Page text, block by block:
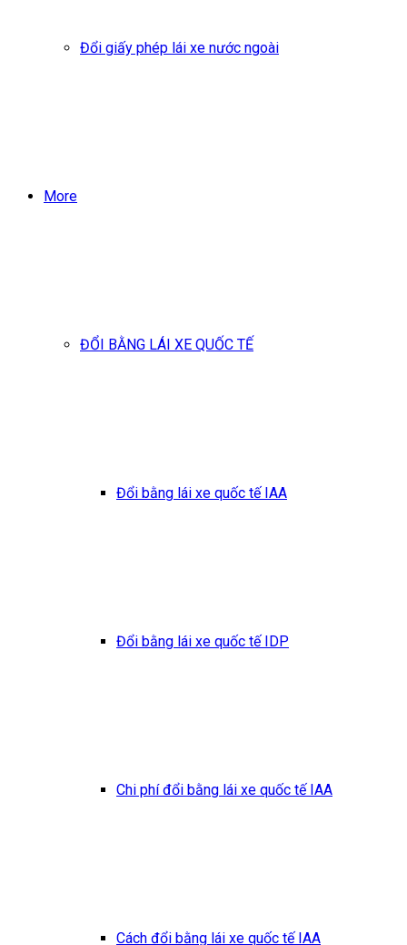
Đổi giấy phép lái xe nước ngoài
More
ĐỔI BẰNG LÁI XE QUỐC TẾ
Đổi bằng lái xe quốc tế IAA
Đổi bằng lái xe quốc tế IDP
Chi phí đổi bằng lái xe quốc tế IAA
Cách đổi bằng lái xe quốc tế IAA